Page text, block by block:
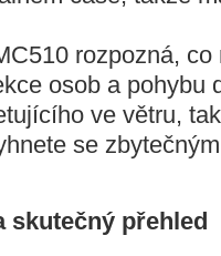
rozpozná,
osob a pohybu
ve větru,
se
skutečný přehled